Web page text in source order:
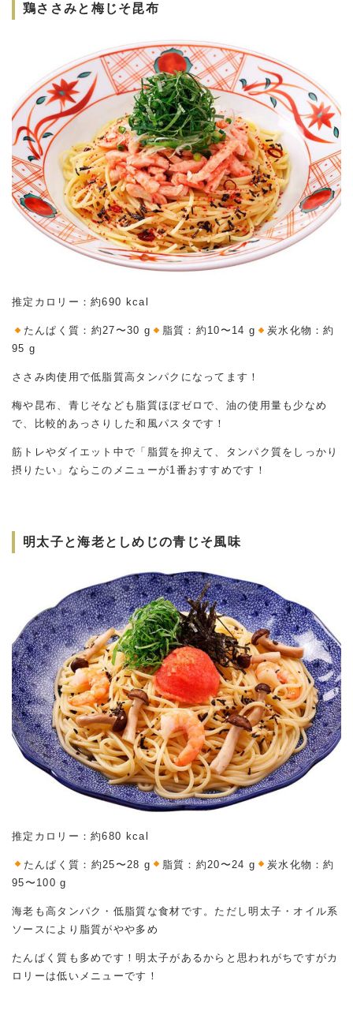
鶏ささみと梅じそ昆布
推定カロリー：約690 kcal
たんぱく質：約27〜30 g 脂質：約10〜14 g
炭水化物：約
95 g
ささみ肉使用で低脂質高タンパクになってます！
梅や昆布、青じそなども脂質ほぼゼロで、油の使用量も少なめ
で、比較的あっさりした和風パスタです！
筋トレやダイエット中で「脂質を抑えて、タンパク質をしっかり
摂りたい」ならこのメニューが1番おすすめです！
明太子と海老としめじの青じそ風味
推定カロリー：約680 kcal
たんぱく質：約25〜28 g 脂質：約20〜24 g
炭水化物：約
95〜100 g
海老も高タンパク・低脂質な食材です。ただし明太子・オイル系
ソースにより脂質がやや多め
たんぱく質も多めです！明太子があるからと思われがちですがカ
ロリーは低いメニューです！